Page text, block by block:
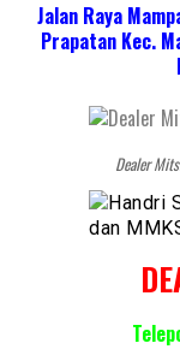
Jalan Raya
Prapatan Kec.
Dealer